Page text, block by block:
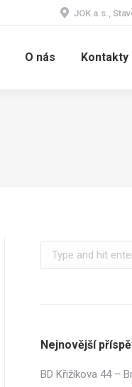
JOK a.s.,
O nás Kontakty
Search:
Nejnovější
BD Křižíkova 44 –